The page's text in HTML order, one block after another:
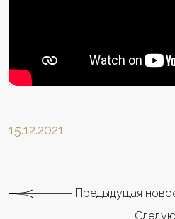
15.12.2021
Предыдущая